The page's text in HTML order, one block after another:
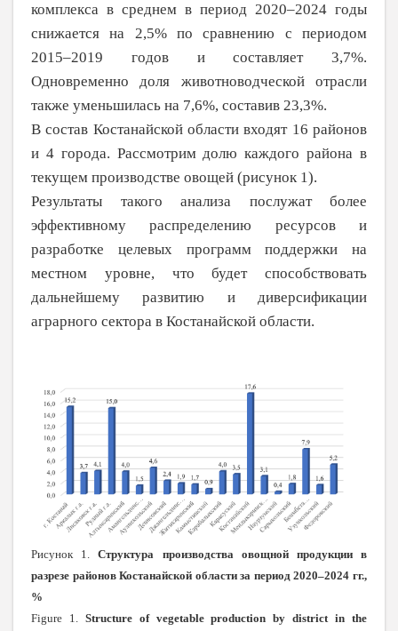
комплекса в среднем в период 2020–2024 годы
снижается на 2,5% по сравнению с периодом
2015–2019 годов и составляет 3,7%.
Одновременно доля животноводче­ской отрасли
также уменьшилась на 7,6%, составив 23,3%.
В состав Костанайской области входят 16 районов
и 4 города. Рассмотрим долю каждого района в
текущем производстве овощей (рисунок 1).
Результаты такого анализа послужат более
эффективному распределению ресурсов и
разработке целевых программ поддержки на
местном уровне, что будет способствовать
дальнейшему развитию и диверсификации
аграрного сектора в Костанайской области.
Рисунок 1.Структура производства овощной продукции в
разрезе районов Костанайской области за период 2020–2024 гг.,
%
Figure 1. Structure of vegetable production by district in the